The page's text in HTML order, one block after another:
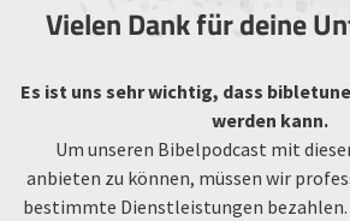
Vielen Dank für deine
Es ist uns sehr wichtig, dass
werden kann.
Um unseren Bibelpodcast mit
anbieten zu können, müssen wir
bestimmte Dienstleistungen